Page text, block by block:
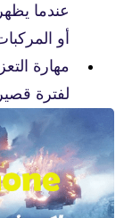
عندما
أو
مهارة
لفترة